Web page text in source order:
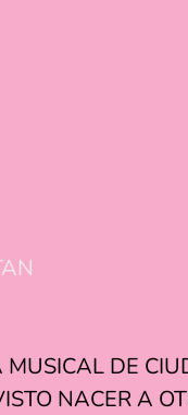
DE
NACER A